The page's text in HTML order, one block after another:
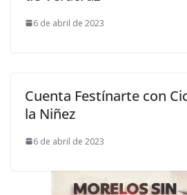
6 de abril de 2023
Cuenta Festínarte con
la Niñez
6 de abril de 2023